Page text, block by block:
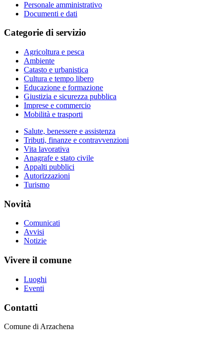
Personale amministrativo
Documenti e dati
Categorie di servizio
Agricoltura e pesca
Ambiente
Catasto e urbanistica
Cultura e tempo libero
Educazione e formazione
Giustizia e sicurezza pubblica
Imprese e commercio
Mobilità e trasporti
Salute, benessere e assistenza
Tributi, finanze e contravvenzioni
Vita lavorativa
Anagrafe e stato civile
Appalti pubblici
Autorizzazioni
Turismo
Novità
Comunicati
Avvisi
Notizie
Vivere il comune
Luoghi
Eventi
Contatti
Comune di Arzachena